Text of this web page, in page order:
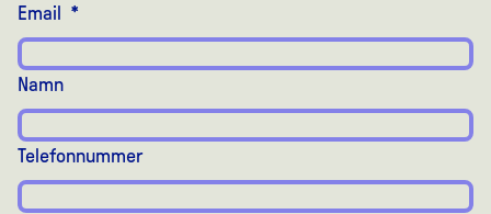
Email *
Namn
Telefonnummer